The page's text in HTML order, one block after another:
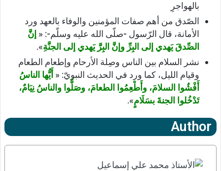
بالهواجرِ
الصّدق من أهم صفات المؤمنين والوفاء بالعهد ورد
الأمانة، قال الرّسول -صلّى الله عليه وسلّم-: « إنَّ
الصِّدقَ يَهدي إلى البِرِّ وإنَّ البِرَّ يَهدي إلى الجنَّةِ».
نشر السلام بين الناس وصِلة الأرحام وإطعام الطعام
وقيام الليل، كما ورد في الحديث النبويّ: « أَيُّها الناسُ
أَفْشُوا السلامَ، وأَطْعِمُوا الطعامَ، وصَلُّوا والناسُ نِيَامٌ،
تَدْخُلوا الجنةَ بسَلَامٍ».
Author